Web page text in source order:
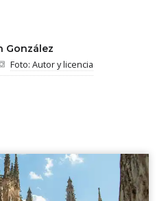
González
Foto: Autor y licencia